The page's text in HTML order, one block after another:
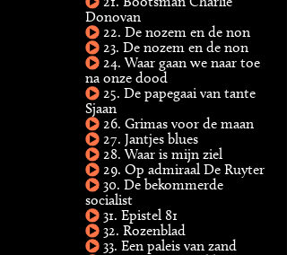
Donovan
22. De nozem en de non
23. De nozem en de non
24. Waar gaan we naar toe
na onze dood
25. De papegaai van tante
Sjaan
26. Grimas voor de maan
27. Jantjes blues
28. Waar is mijn ziel
29. Op admiraal De Ruyter
30. De bekommerde
socialist
31. Epistel 81
32. Rozenblad
33. Een paleis van zand